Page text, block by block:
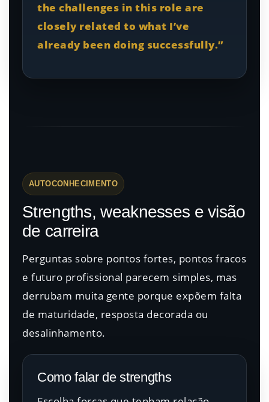
the challenges in this role are
closely related to what I’ve
already been doing successfully.”
AUTOCONHECIMENTO
Strengths, weaknesses e visão
de carreira
Perguntas sobre pontos fortes, pontos fracos
e futuro profissional parecem simples, mas
derrubam muita gente porque expõem falta
de maturidade, resposta decorada ou
desalinhamento.
Como falar de strengths